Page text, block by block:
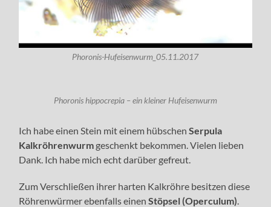
Phoronis-Hufeisenwurm_05.11.2017
Phoronis hippocrepia – ein kleiner Hufeisenwurm
Ich habe einen Stein mit einem hübschenSerpula
Kalkröhrenwurm geschenkt bekommen. Vielen lieben
Dank. Ich habe mich echt darüber gefreut.
Zum Verschließen ihrer harten Kalkröhre besitzen diese
Röhrenwürmer ebenfalls einenStöpsel (Operculum).